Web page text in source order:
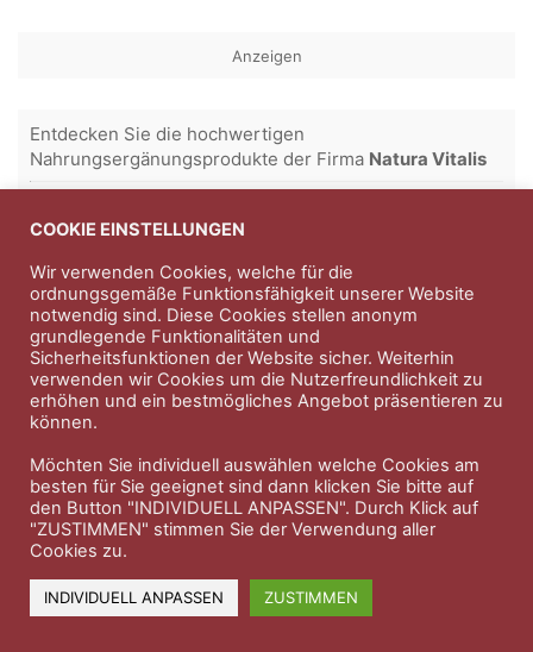
Anzeigen
Entdecken Sie die hochwertigen
Nahrungsergänungsprodukte der Firma Natura Vitalis
Versicherungen und Finanzdienstleistungen seit 1986 -
Impressum Nutzungsbedingungen
Datenschutzerklärung Therapeutenkatalog Über uns
COOKIE EINSTELLUNGEN
Wir verwenden Cookies, welche für die
ordnungsgemäße Funktionsfähigkeit unserer Website
notwendig sind. Diese Cookies stellen anonym
grundlegende Funktionalitäten und
Sicherheitsfunktionen der Website sicher. Weiterhin
verwenden wir Cookies um die Nutzerfreundlichkeit zu
erhöhen und ein bestmögliches Angebot präsentieren zu
können.
Möchten Sie individuell auswählen welche Cookies am
besten für Sie geeignet sind dann klicken Sie bitte auf
den Button "INDIVIDUELL ANPASSEN". Durch Klick auf
"ZUSTIMMEN" stimmen Sie der Verwendung aller
Cookies zu.
INDIVIDUELL ANPASSEN ZUSTIMMEN